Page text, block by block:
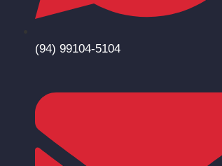
(94) 99104-5104